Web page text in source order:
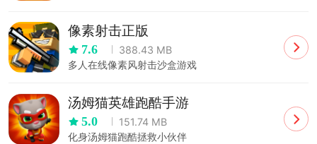
像素射击正版
7.6
388.43 MB
多人在线像素风射击沙盒游戏
汤姆猫英雄跑酷手游
5.0
151.74 MB
化身汤姆猫跑酷拯救小伙伴